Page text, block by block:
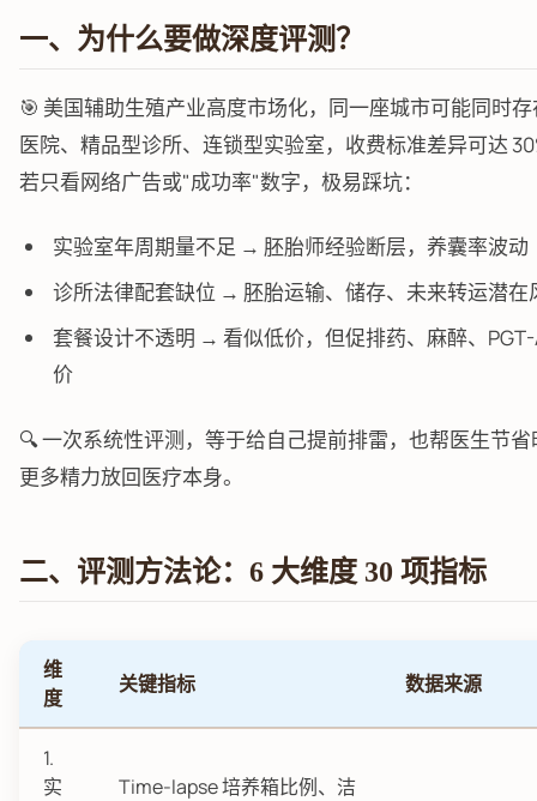
一、为什么要做深度评测？
🎯 美国辅助生殖产业高度市场化，同一座城市可能同时
医院、精品型诊所、连锁型实验室，收费标准差异可达
若只看网络广告或"成功率"数字，极易踩坑：
实验室年周期量不足 → 胚胎师经验断层，养囊率波动
诊所法律配套缺位 → 胚胎运输、储存、未来转运潜在
套餐设计不透明 → 看似低价，但促排药、麻醉、
价
🔍 一次系统性评测，等于给自己提前排雷，也帮医生节
更多精力放回医疗本身。
二、评测方法论：6 大维度 30 项指标
维
度
关键指标 数据来源
1.
实
Time-lapse 培养箱比例、洁